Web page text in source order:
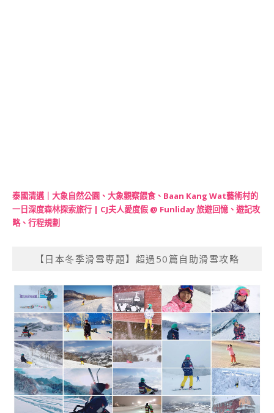
泰國清邁｜大象自然公園、大象觀察餵食、Baan Kang Wat藝術村的
一日深度森林探索旅行 | CJ夫人愛度假 @ Funliday 旅遊回憶、遊記攻
略、行程規劃
【日本冬季滑雪專題】超過50篇自助滑雪攻略